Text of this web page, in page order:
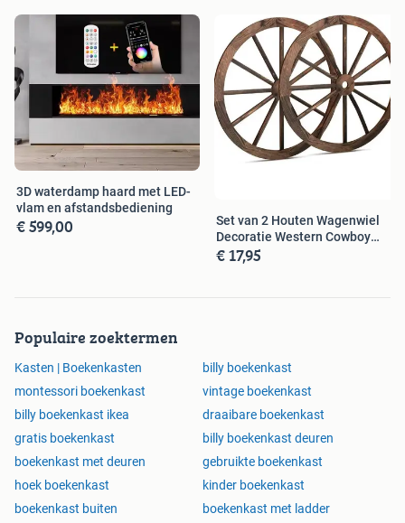
• Beveiliging: Anti-kantelset inbegrepen
• Montage: Zelfmontage met handleiding
Afmetingen:
• Breedte: 40 cm
• Diepte: 30 cm
• Hoogte: 187 cm
Voor meer informatie, bekijk onze website via
Tags:ladderkast, boekenkast, opbergplank, wandrek,
displayrek, opbergrek, industriële kast, staande kast,
houten rek, metalen boekenkast, vintage plankenkast, open
kast, decoratief rek, hoge boekenkast, opbergmeubel
3D waterdamp haard met LED-
vlam en afstandsbediening
€ 599,00
Set van 2 Houten Wagenwiel
Decoratie Western Cowboy
Wanddeco
€ 17,95
Populaire zoektermen
Kasten | Boekenkasten
billy boekenkast
montessori boekenkast
vintage boekenkast
billy boekenkast ikea
draaibare boekenkast
gratis boekenkast
billy boekenkast deuren
boekenkast met deuren
gebruikte boekenkast
hoek boekenkast
kinder boekenkast
boekenkast buiten
boekenkast met ladder